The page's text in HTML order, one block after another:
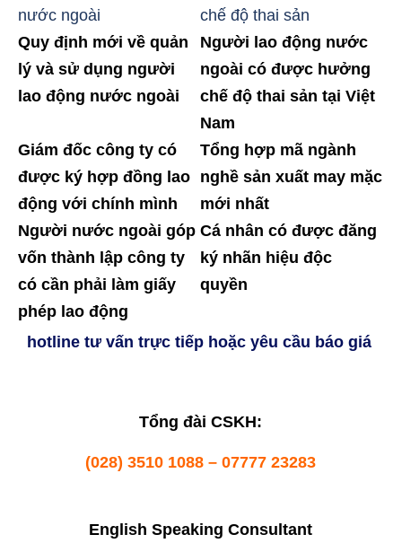
Quy định mới về quản
lý và sử dụng người
lao động nước ngoài
Người lao động nước
ngoài có được hưởng
chế độ thai sản tại Việt
Nam
Giám đốc công ty có
được ký hợp đồng lao
động với chính mình
Tổng hợp mã ngành
nghề sản xuất may mặc
mới nhất
Người nước ngoài góp
vốn thành lập công ty
có cần phải làm giấy
phép lao động
Cá nhân có được đăng
ký nhãn hiệu độc
quyền
hotline tư vấn trực tiếp hoặc yêu cầu báo giá
Tổng đài CSKH:
(028) 3510 1088 – 07777 23283
English Speaking Consultant